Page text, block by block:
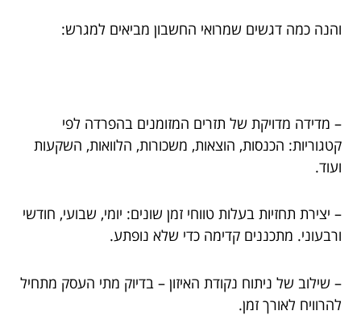
והנה כמה דגשים שמרואי החשבון מביאים למגרש:
– מדידה מדויקת של תזרים המזומנים בהפרדה לפי
קטגוריות: הכנסות, הוצאות, משכורות, הלוואות, השקעות
ועוד.
– יצירת תחזיות בעלות טווחי זמן שונים: יומי, שבועי, חודשי
ורבעוני. מתכננים קדימה כדי שלא נופתע.
– שילוב של ניתוח נקודת האיזון – בדיוק מתי העסק מתחיל
להרוויח לאורך זמן.